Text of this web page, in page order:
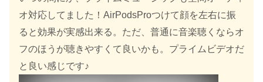
オ対応してました！AirPodsProつけて顔を左右に振
ると効果が実感出来る。ただ、普通に音楽聴くならオ
フのほうが聴きやすくて良いかも。プライムビデオだ
と良い感じです♪